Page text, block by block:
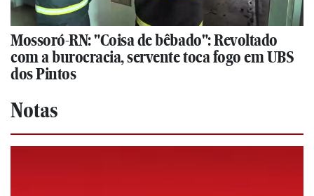
Mossoró-RN: "Coisa de bêbado": Revoltado
com a burocracia, servente toca fogo em UBS
dos Pintos
Notas